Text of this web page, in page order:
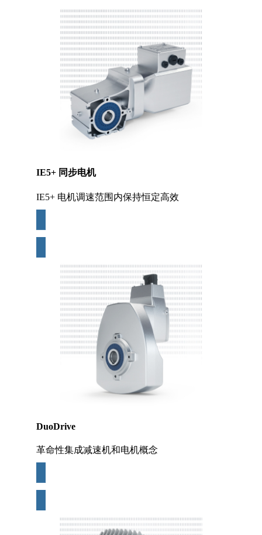
IE5+ 同步电机
IE5+ 电机调速范围内保持恒定高效
更多
DuoDrive
革命性集成减速机和电机概念
更多